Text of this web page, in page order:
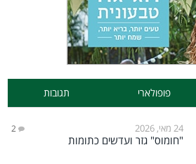
פופולארי תגובות
24 מאי, 2026 2
"חומוס" גזר ועדשים כתומות